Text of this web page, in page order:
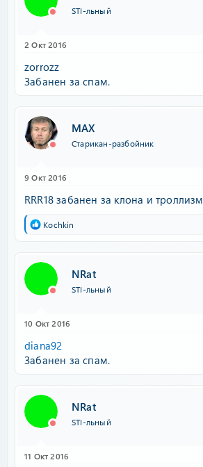
STI-льный
2 Окт 2016
zorrozz
Забанен за спам.
MAX
Старикан-разбойник
9 Окт 2016
RRR18 забанен за клона и троллизм
Р
Kochkin
NRat
STI-льный
10 Окт 2016
diana92
Забанен за спам.
NRat
STI-льный
11 Окт 2016